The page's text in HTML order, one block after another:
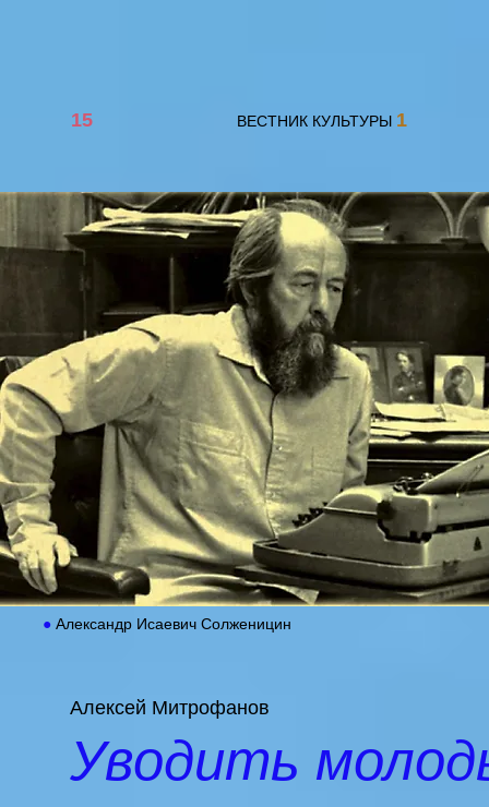
15 ВЕСТНИК КУЛЬТУРЫ 1
● Александр Исаевич Солженицин
Алексей Митрофанов
Уводить